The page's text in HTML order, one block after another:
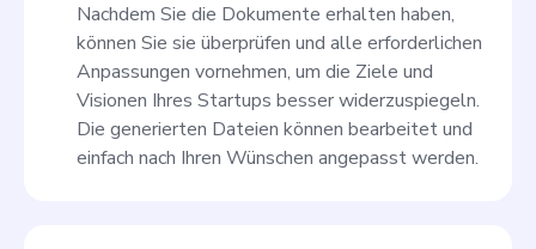
Nachdem Sie die Dokumente erhalten haben,
können Sie sie überprüfen und alle erforderlichen
Anpassungen vornehmen, um die Ziele und
Visionen Ihres Startups besser widerzuspiegeln.
Die generierten Dateien können bearbeitet und
einfach nach Ihren Wünschen angepasst werden.